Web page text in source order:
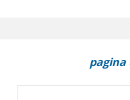
medievali
bioarcheologiche allo
pagina